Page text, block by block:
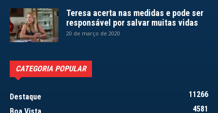
Teresa acerta nas medidas e pode ser
responsável por salvar muitas vidas
20 de março de 2020
CATEGORIA POPULAR
Destaque
11266
4581